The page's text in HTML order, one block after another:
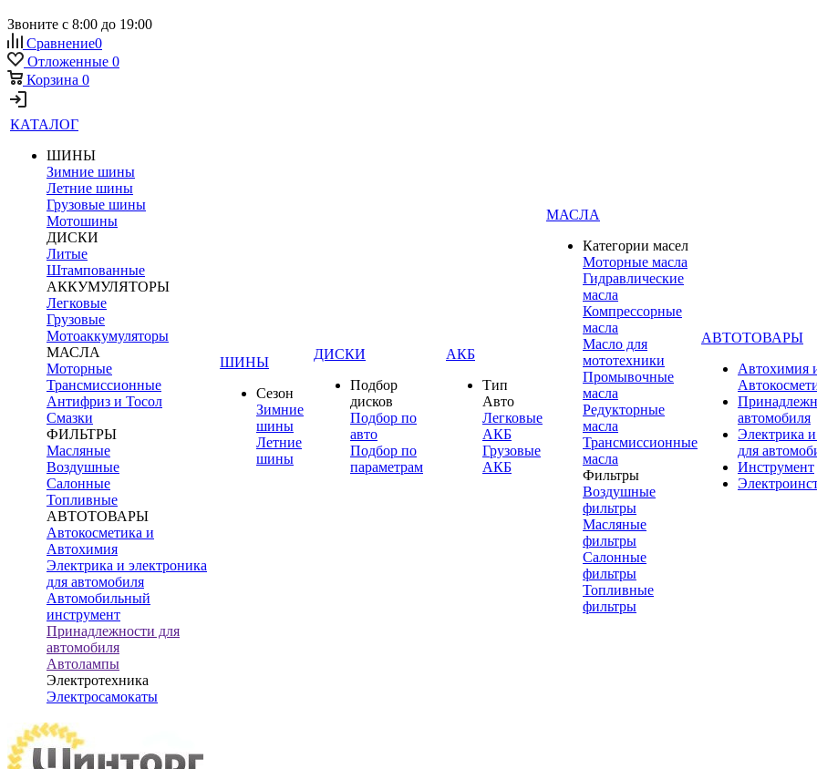
Звоните с 8:00 до 19:00
Сравнение0
Отложенные 0
Корзина 0
КАТАЛОГ
ШИНЫ
Зимние шины
Летние шины
Грузовые шины
Мотошины
ДИСКИ
Литые
Штампованные
АККУМУЛЯТОРЫ
Легковые
Грузовые
Мотоаккумуляторы
МАСЛА
Моторные
Трансмиссионные
Антифриз и Тосол
Смазки
ФИЛЬТРЫ
Масляные
Воздушные
Салонные
Топливные
АВТОТОВАРЫ
Автокосметика и
Автохимия
Электрика и электроника
для автомобиля
Автомобильный
инструмент
Принадлежности для
автомобиля
Автолампы
Электротехника
Электросамокаты
ШИНЫ
Сезон
Зимние
шины
Летние
шины
ДИСКИ
Подбор
дисков
Подбор по
авто
Подбор по
параметрам
АКБ
Тип
Авто
Легковые
АКБ
Грузовые
АКБ
МАСЛА
Категории масел
Моторные масла
Гидравлические
масла
Компрессорные
масла
Масло для
мототехники
Промывочные
масла
Редукторные
масла
Трансмиссионные
масла
Фильтры
Воздушные
фильтры
Масляные
фильтры
Салонные
фильтры
Топливные
фильтры
АВТОТОВАРЫ
Автохимия
автомобиля
Электрика
для
Инструмент